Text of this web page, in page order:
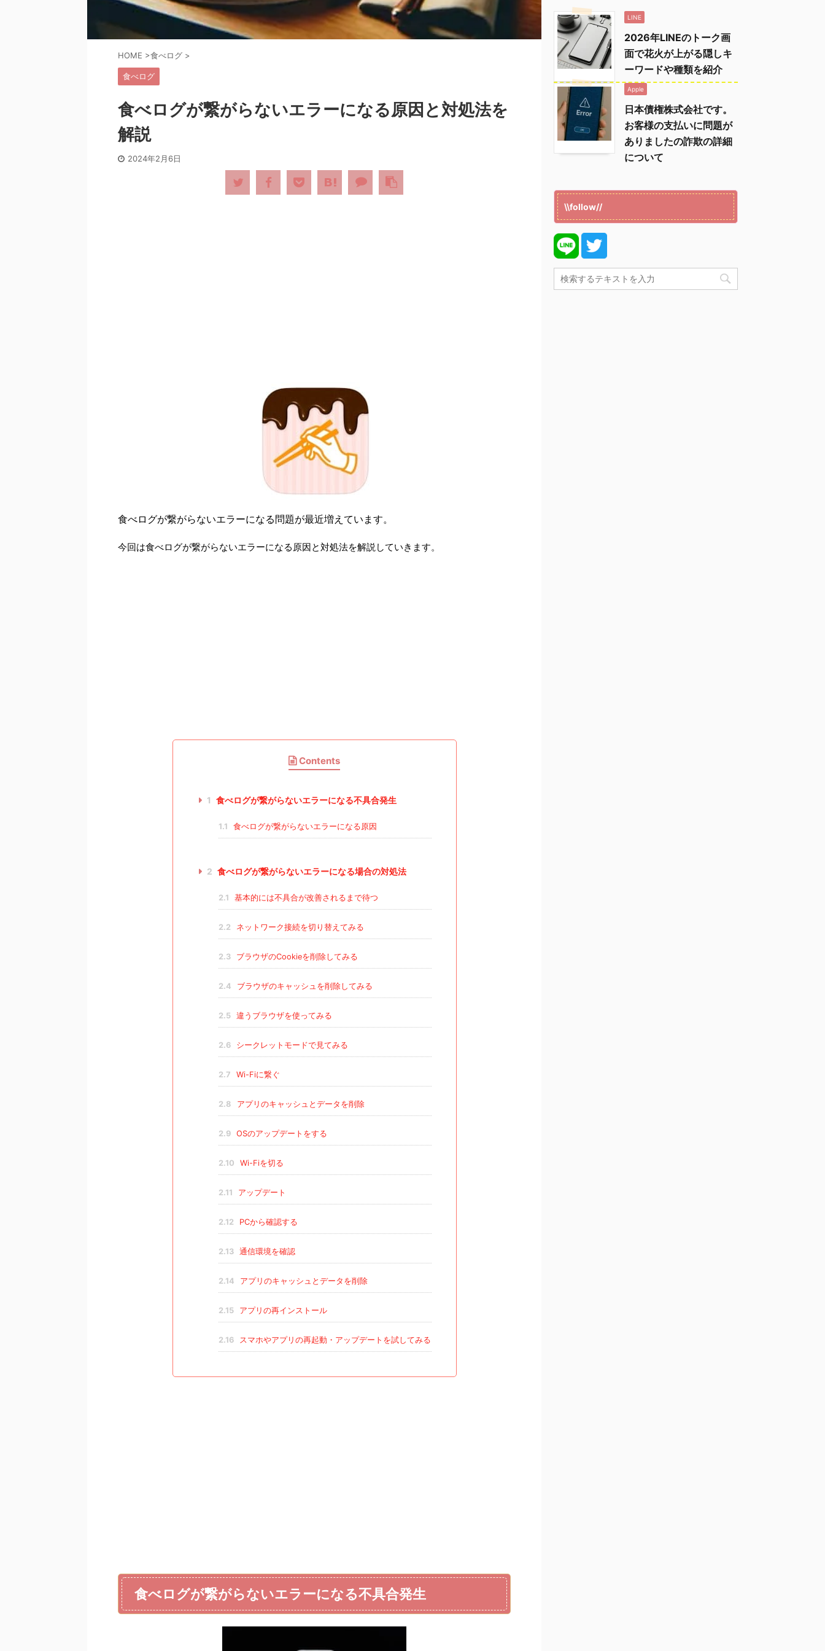
HOME >食べログ >
食べログ
食べログが繋がらないエラーになる原因と対処法を
解説
2024年2月6日
食べログが繋がらないエラーになる問題が最近増えています。
今回は食べログが繋がらないエラーになる原因と対処法を解説していきます。
Contents
1 食べログが繋がらないエラーになる不具合発生
1.1 食べログが繋がらないエラーになる原因
2 食べログが繋がらないエラーになる場合の対処法
2.1 基本的には不具合が改善されるまで待つ
2.2 ネットワーク接続を切り替えてみる
2.3 ブラウザのCookieを削除してみる
2.4 ブラウザのキャッシュを削除してみる
2.5 違うブラウザを使ってみる
2.6 シークレットモードで見てみる
2.7 Wi-Fiに繋ぐ
2.8 アプリのキャッシュとデータを削除
2.9 OSのアップデートをする
2.10 Wi-Fiを切る
2.11 アップデート
2.12 PCから確認する
2.13 通信環境を確認
2.14 アプリのキャッシュとデータを削除
2.15 アプリの再インストール
2.16 スマホやアプリの再起動・アップデートを試してみる
食べログが繋がらないエラーになる不具合発生
LINE
2026年LINEのトーク画
面で花火が上がる隠しキ
ーワードや種類を紹介
Apple
日本債権株式会社です。
お客様の支払いに問題が
ありましたの詐欺の詳細
について
\\follow//